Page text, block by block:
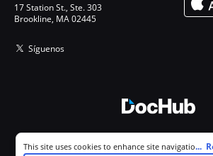
17 Station St., Ste. 303
Brookline, MA 02445
Síguenos
Todos los derechos
Cookie consent notice
This site uses cookies to enhance site navigation...